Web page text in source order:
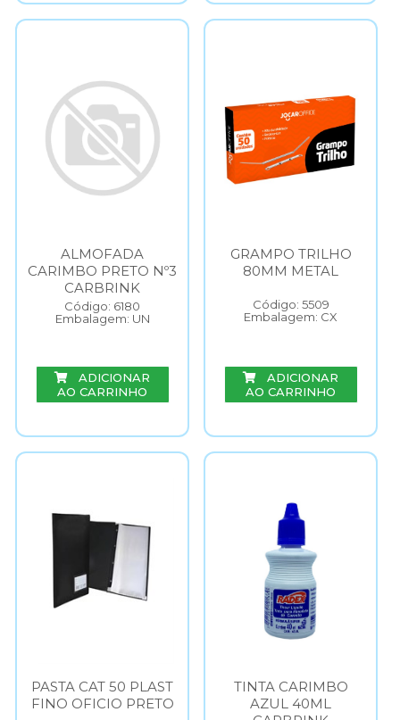
ALMOFADA
CARIMBO PRETO Nº3
CARBRINK
Código: 6180
Embalagem: UN
ADICIONAR
AO CARRINHO
GRAMPO TRILHO
80MM METAL
Código: 5509
Embalagem: CX
ADICIONAR
AO CARRINHO
PASTA CAT 50 PLAST
FINO OFICIO PRETO
TINTA CARIMBO
AZUL 40ML